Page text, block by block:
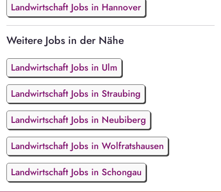
Landwirtschaft Jobs in Hannover
Weitere Jobs in der Nähe
Landwirtschaft Jobs in Ulm
Landwirtschaft Jobs in Straubing
Landwirtschaft Jobs in Neubiberg
Landwirtschaft Jobs in Wolfratshausen
Landwirtschaft Jobs in Schongau